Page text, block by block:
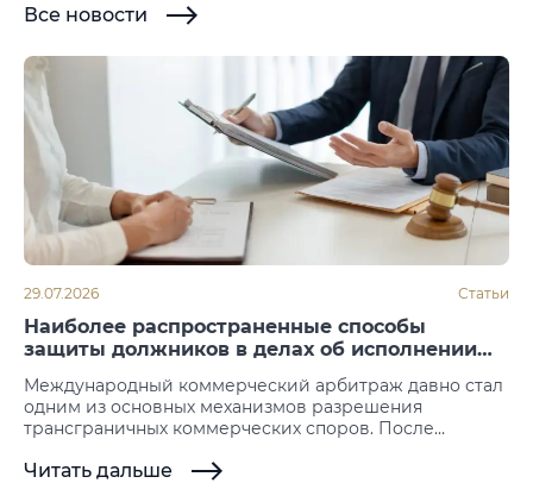
Все новости
29.07.2026 Статьи
Наиболее распространенные способы
защиты должников в делах об исполнении
Международный коммерческий арбитраж давно стал
одним из основных механизмов разрешения
трансграничных коммерческих споров. После
его принудительное исполнение. Именно на этой
Читать дальше